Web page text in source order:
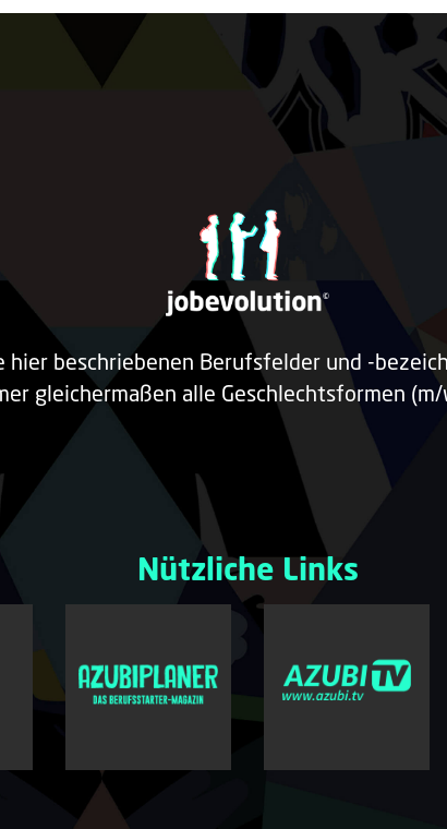
hier beschriebenen Berufsfelder und -
gleichermaßen alle Geschlechtsformen
Nützliche Links